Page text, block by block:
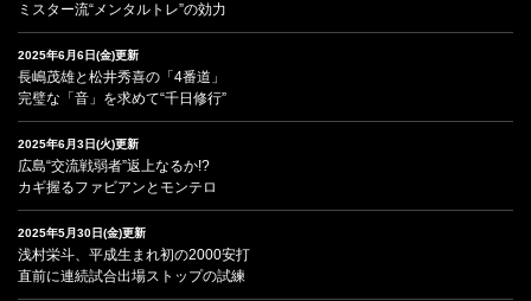
ミスター流“メンタルトレ”の効力
2025年6月6日(金)更新
長嶋茂雄と松井秀喜の「4番道」
完璧な「音」を求めて“千日修行”
2025年6月3日(火)更新
広島“交流戦弱者”返上なるか!?
カギ握るファビアンとモンテロ
2025年5月30日(金)更新
浅村栄斗、平成生まれ初の2000安打
直前に連続試合出場ストップの試練